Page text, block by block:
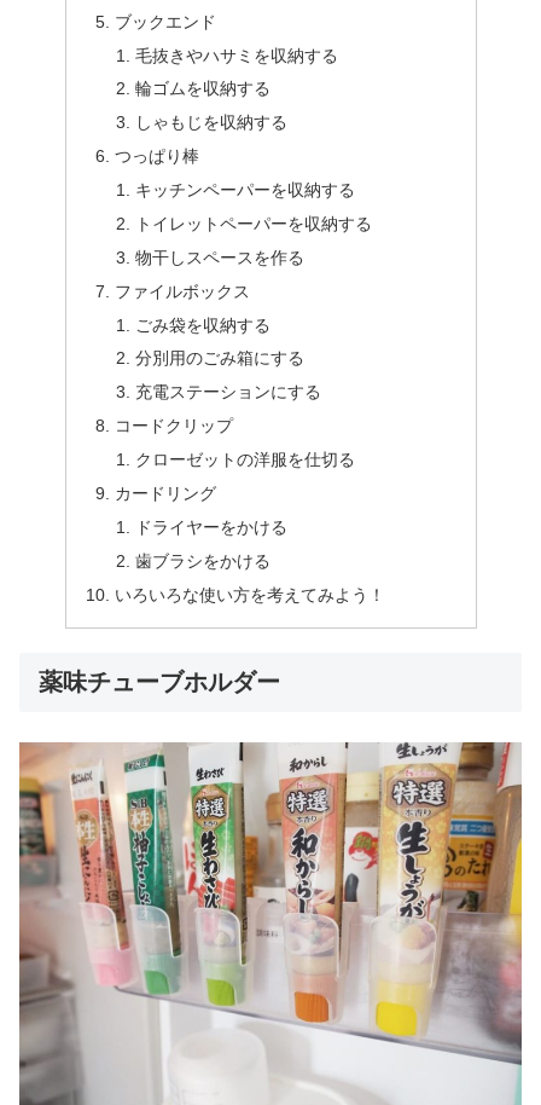
ブックエンド
毛抜きやハサミを収納する
輪ゴムを収納する
しゃもじを収納する
つっぱり棒
キッチンペーパーを収納する
トイレットペーパーを収納する
物干しスペースを作る
ファイルボックス
ごみ袋を収納する
分別用のごみ箱にする
充電ステーションにする
コードクリップ
クローゼットの洋服を仕切る
カードリング
ドライヤーをかける
歯ブラシをかける
いろいろな使い方を考えてみよう！
薬味チューブホルダー